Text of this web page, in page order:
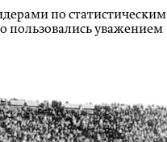
по статистическим
пользовались уважением